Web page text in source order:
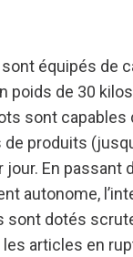
sont équipés de
poids de 30
sont capables
produits
En passant
autonome,
sont dotés
articles en